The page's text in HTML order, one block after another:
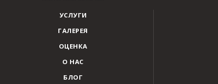
УСЛУГИ
ГАЛЕРЕЯ
ОЦЕНКА
О НАС
БЛОГ